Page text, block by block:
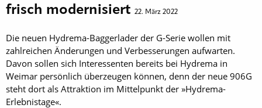
frisch modernisiert 22. März 2022
Die neuen Hydrema-Baggerlader der G-Serie wollen mit
zahlreichen Änderungen und Verbesserungen aufwarten.
Davon sollen sich Interessenten bereits bei Hydrema in
Weimar persönlich überzeugen können, denn der neue 906G
steht dort als Attraktion im Mittelpunkt der »Hydrema-
Erlebnistage«.